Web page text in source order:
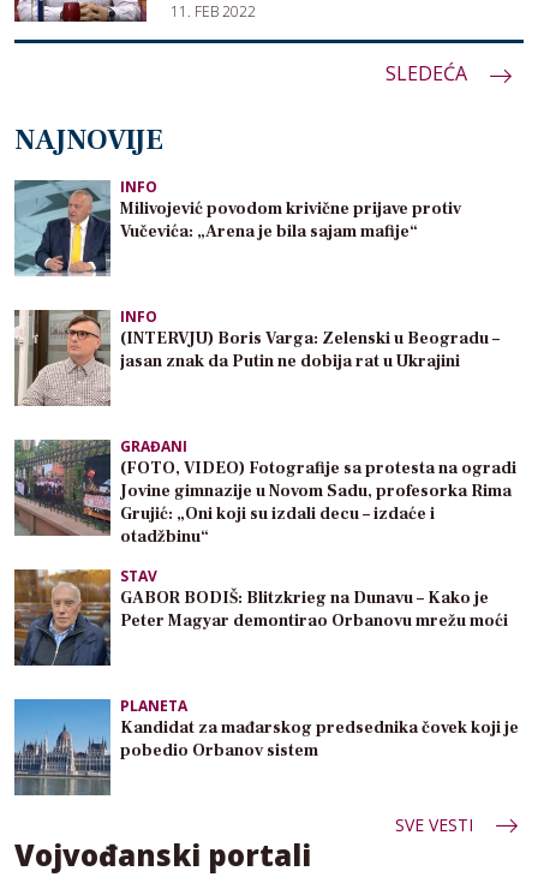
11. FEB 2022
PaginacijaSLEDEĆA
NAJNOVIJE
INFO
Milivojević povodom krivične prijave protiv
Vučevića: „Arena je bila sajam mafije“
INFO
(INTERVJU) Boris Varga: Zelenski u Beogradu –
jasan znak da Putin ne dobija rat u Ukrajini
GRAĐANI
(FOTO, VIDEO) Fotografije sa protesta na ogradi
Jovine gimnazije u Novom Sadu, profesorka Rima
Grujić: „Oni koji su izdali decu – izdaće i
otadžbinu“
STAV
GABOR BODIŠ: Blitzkrieg na Dunavu – Kako je
Peter Magyar demontirao Orbanovu mrežu moći
PLANETA
Kandidat za mađarskog predsednika čovek koji je
pobedio Orbanov sistem
SVE VESTI
Vojvođanski portali